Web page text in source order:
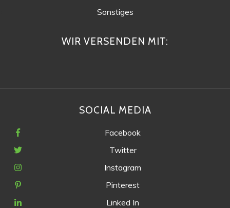
Sonstiges
WIR VERSENDEN MIT:
SOCIAL MEDIA
Facebook
Twitter
Instagram
Pinterest
Linked In